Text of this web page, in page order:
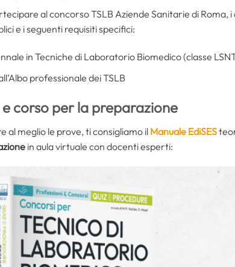
al concorso TSLB Aziende Sanitarie di Roma,
e i seguenti requisiti specifici:
in Tecniche di Laboratorio Biomedico (classe
professionale dei TSLB
corso per la preparazione
al meglio le prove, ti consigliamo il Manuale EdiSES
in aula virtuale con docenti esperti: